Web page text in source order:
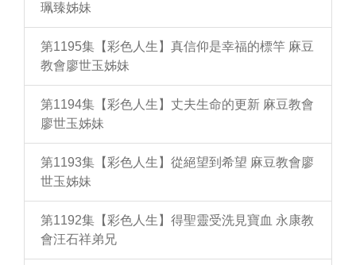
珮臻姊妹
第1195集【彩色人生】真信仰是幸福的標竿 麻豆
教會廖世玉姊妹
第1194集【彩色人生】丈夫生命的更新 麻豆教會
廖世玉姊妹
第1193集【彩色人生】從絕望到希望 麻豆教會廖
世玉姊妹
第1192集【彩色人生】得聖靈受洗見寶血 永康教
會汪石祥弟兄